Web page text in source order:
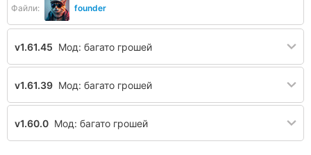
Файли: founder
v1.61.45 Мод: багато грошей
v1.61.39 Мод: багато грошей
v1.60.0 Мод: багато грошей